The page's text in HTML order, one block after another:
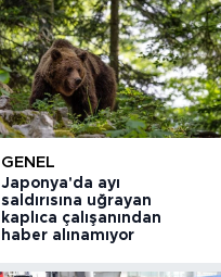
GENEL
Japonya'da ayı
saldırısına uğrayan
kaplıca çalışanından
haber alınamıyor